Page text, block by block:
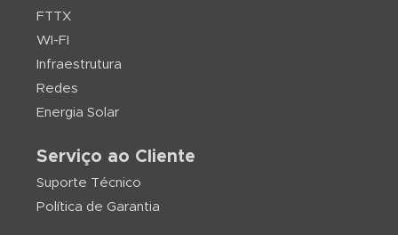
FTTX
WI-FI
Infraestrutura
Redes
Energia Solar
Serviço ao Cliente
Suporte Técnico
Política de Garantia